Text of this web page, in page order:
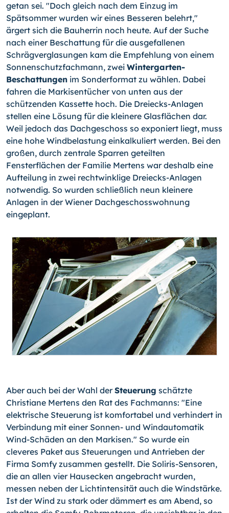
getan sei. "Doch gleich nach dem Einzug im
Spätsommer wurden wir eines Besseren belehrt,"
ärgert sich die Bauherrin noch heute. Auf der Suche
nach einer Beschattung für die ausgefallenen
Schrägverglasungen kam die Empfehlung von einem
Sonnenschutzfachmann, zwei Wintergarten-
Beschattungen im Sonderformat zu wählen. Dabei
fahren die Markisentücher von unten aus der
schützenden Kassette hoch. Die Dreiecks-Anlagen
stellen eine Lösung für die kleinere Glasflächen dar.
Weil jedoch das Dachgeschoss so exponiert liegt, muss
eine hohe Windbelastung einkalkuliert werden. Bei den
großen, durch zentrale Sparren geteilten
Fensterflächen der Familie Mertens war deshalb eine
Aufteilung in zwei rechtwinklige Dreiecks-Anlagen
notwendig. So wurden schließlich neun kleinere
Anlagen in der Wiener Dachgeschosswohnung
eingeplant.
Aber auch bei der Wahl derSteuerung schätzte
Christiane Mertens den Rat des Fachmanns: "Eine
elektrische Steuerung ist komfortabel und verhindert in
Verbindung mit einer Sonnen- und Windautomatik
Wind-Schäden an den Markisen." So wurde ein
cleveres Paket aus Steuerungen und Antrieben der
Firma Somfy zusammen gestellt. Die Soliris-Sensoren,
die an allen vier Hausecken angebracht wurden,
messen neben der Lichtintensität auch die Windstärke.
Ist der Wind zu stark oder dämmert es am Abend, so